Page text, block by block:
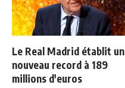
Le Real Madrid établit un
nouveau record à 189
millions d'euros